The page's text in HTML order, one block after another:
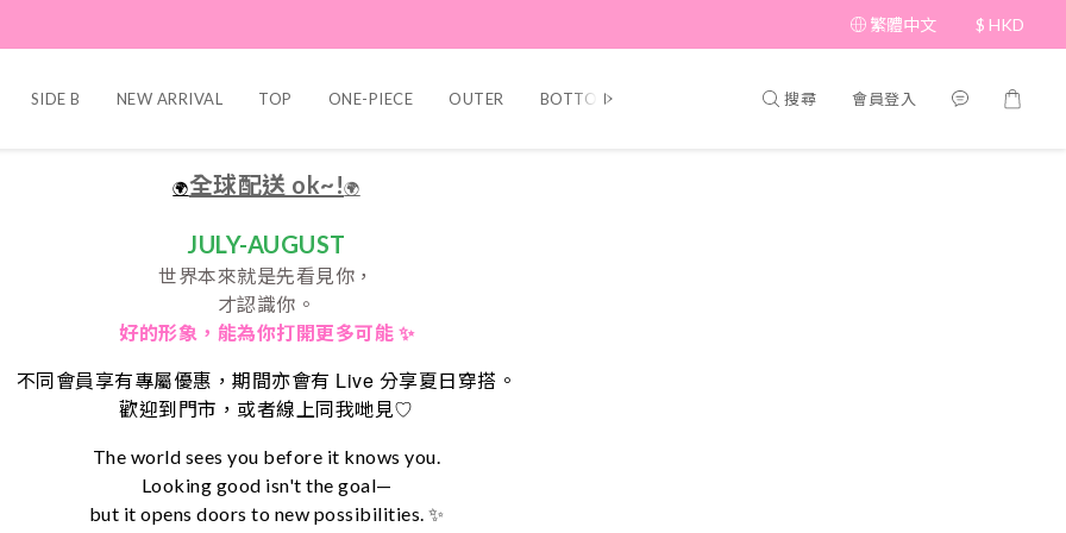
繁體中文 $ HKD
SIDE B NEW ARRIVAL TOP ONE-PIECE OUTER BOTTOM Beauty SHOES&BAG
搜尋 會員登入
🌍全球配送 ok~!🌍
JULY-AUGUST
世界本來就是先看見你，
才認識你。
好的形象， 能為你打開更多可能 ✨
不同會員享有專屬優惠，期間亦會有 Live 分享夏日穿搭。
歡迎到門市，或者線上同我哋見♡
The world sees you before it knows you.
Looking good isn't the goal—
but it opens doors to new possibilities. ✨